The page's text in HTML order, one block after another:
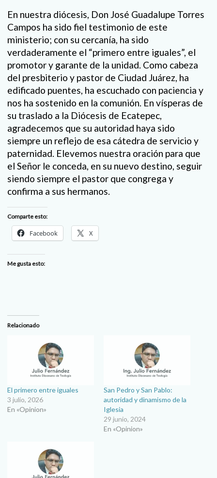
En nuestra diócesis, Don José Guadalupe Torres
Campos ha sido fiel testimonio de este
ministerio; con su cercanía, ha sido
verdaderamente el “primero entre iguales”, el
promotor y garante de la unidad. Como cabeza
del presbiterio y pastor de Ciudad Juárez, ha
edificado puentes, ha escuchado con paciencia y
nos ha sostenido en la comunión. En vísperas de
su traslado a la Diócesis de Ecatepec,
agradecemos que su autoridad haya sido
siempre un reflejo de esa cátedra de servicio y
paternidad. Elevemos nuestra oración para que
el Señor le conceda, en su nuevo destino, seguir
siendo siempre el pastor que congrega y
confirma a sus hermanos.
Comparte esto:
Facebook X
Me gusta esto:
Relacionado
El primero entre iguales
3 julio, 2026
En «Opinion»
San Pedro y San Pablo:
autoridad y dinamismo de la
Iglesia
29 junio, 2024
En «Opinion»